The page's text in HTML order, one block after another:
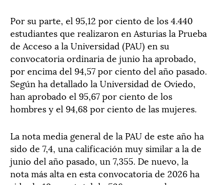
Por su parte, el 95,12 por ciento de los 4.440
estudiantes que realizaron en Asturias la Prueba
de Acceso a la Universidad (PAU) en su
convocatoria ordinaria de junio ha aprobado,
por encima del 94,57 por ciento del año pasado.
Según ha detallado la Universidad de Oviedo,
han aprobado el 95,67 por ciento de los
hombres y el 94,68 por ciento de las mujeres.
La nota media general de la PAU de este año ha
sido de 7,4, una calificación muy similar a la de
junio del año pasado, un 7,355. De nuevo, la
nota más alta en esta convocatoria de 2026 ha